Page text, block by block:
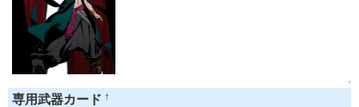
↑
専用武器カード †